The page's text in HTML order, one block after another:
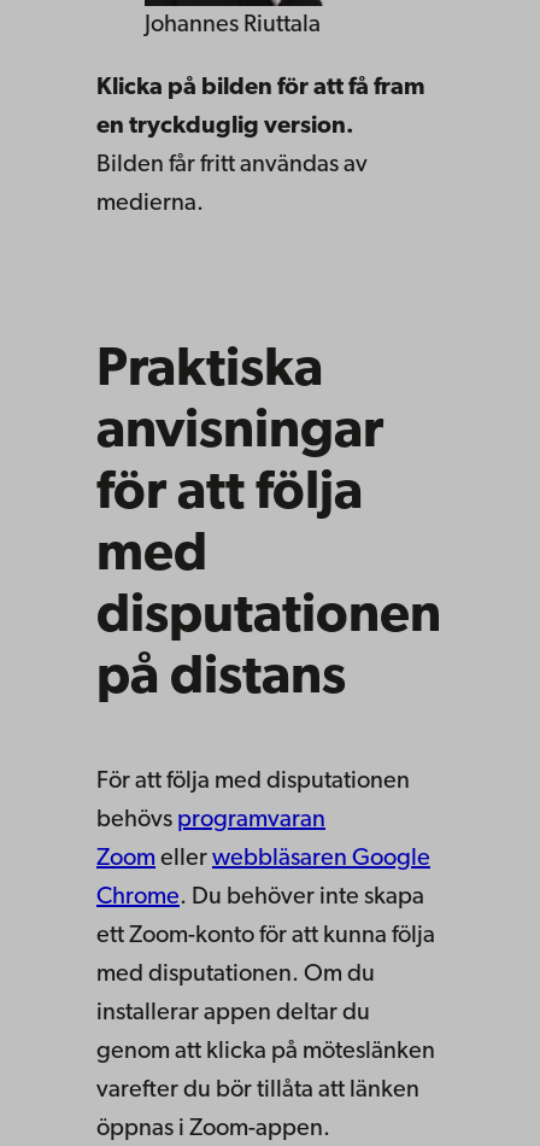
Johannes Riuttala
Klicka på bilden för att få fram
en tryckduglig version.
Bilden får fritt användas av
medierna.
Praktiska
anvisningar
för att följa
med
disputationen
på distans
För att följa med disputationen
behövs programvaran
Zoom eller webbläsaren Google
Chrome. Du behöver inte skapa
ett Zoom-konto för att kunna följa
med disputationen. Om du
installerar appen deltar du
genom att klicka på möteslänken
varefter du bör tillåta att länken
öppnas i Zoom-appen.